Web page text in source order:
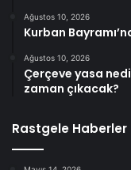
Ağustos 10, 2026
Kurban
Ağustos 10, 2026
Çerçeve yasa
zaman çıkacak?
Rastgele Haberler